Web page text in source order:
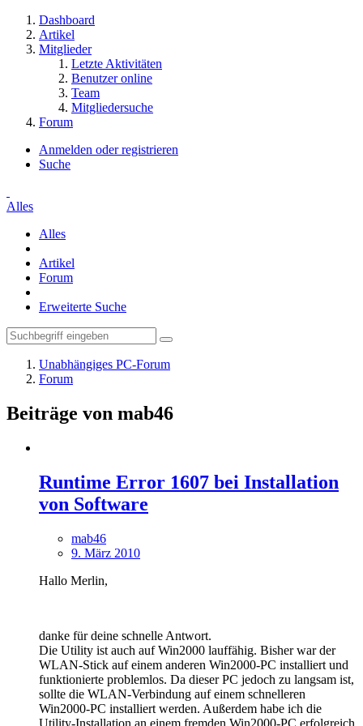
Dashboard
Artikel
Mitglieder
Letzte Aktivitäten
Benutzer online
Team
Mitgliedersuche
Forum
Anmelden oder registrieren
Suche
Alles
Alles
Artikel
Forum
Erweiterte Suche
Unabhängiges PC-Forum
Forum
Beiträge von mab46
Runtime Error 1607 bei Installation
von Software
mab46
9. März 2010
Hallo Merlin,
danke für deine schnelle Antwort.
Die Utility ist auch auf Win2000 lauffähig. Bisher war der
WLAN-Stick auf einem anderen Win2000-PC installiert und
funktionierte problemlos. Da dieser PC jedoch zu langsam ist,
sollte die WLAN-Verbindung auf einem schnelleren
Win2000-PC installiert werden. Außerdem habe ich die
Utility-Installation an einem fremden Win2000-PC erfolgreich